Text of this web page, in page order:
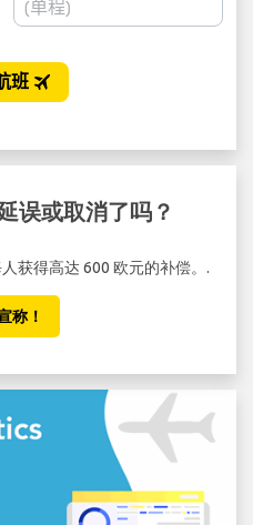
误或取消了吗？
获得高达 600 欧元的补偿。.
称！